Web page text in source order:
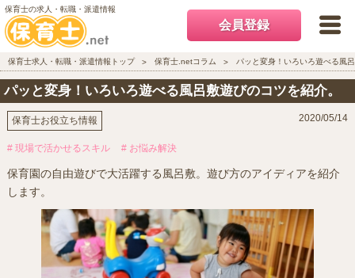
保育士の求人・転職・派遣情報
会員登録
保育士求人・転職・派遣情報トップ 保育士.netコラム パッと変身！いろいろ遊べる風
パッと変身！いろいろ遊べる風呂敷遊びのコツを紹介。
保育士お役立ち情報 2020/05/14
# 現場で活かせるスキル # お悩み解決
保育園の自由遊びで大活躍する風呂敷。遊び方のアイディアを紹介
します。